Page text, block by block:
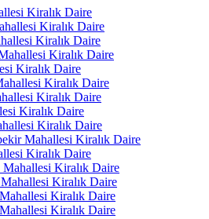
Kiralık Daire
Kiralık Daire
Kiralık Daire
Kiralık Daire
Kiralık Daire
Kiralık Daire
Kiralık Daire
Kiralık Daire
Kiralık Daire
Mahallesi Kiralık Daire
Kiralık Daire
Kiralık Daire
Kiralık Daire
Kiralık Daire
Kiralık Daire